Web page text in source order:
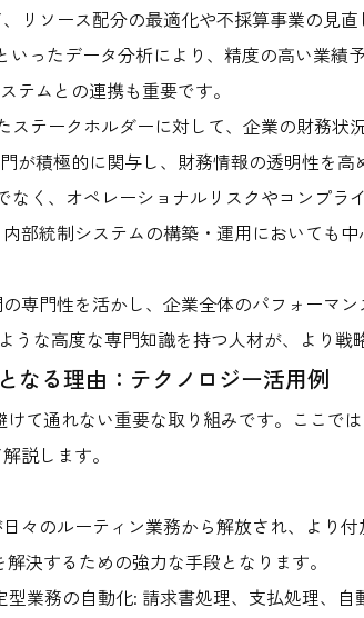
リソース配分の最適化や不採算事業の見直
いったデータ分析により、精度の高い業績
テムとの連携も重要です。
ステークホルダーに対して、企業の財務状
が積極的に関与し、財務情報の透明性を高
なく、オペレーショナルリスクやコンプラ
部統制システムの構築・運用においても
専門性を活かし、企業全体のパフォーマ
うな高度な専門知識を持つ人材が、より戦
なる理由：テクノロジー活用例
て通れない重要な取り組みです。ここで
説します。
々のルーティン業務から解放され、より
決するための強力な手段となります。
業務の自動化: 請求書処理、支払処理、